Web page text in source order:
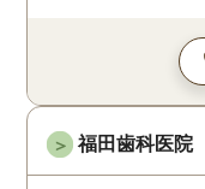
＞ 福田歯科医院